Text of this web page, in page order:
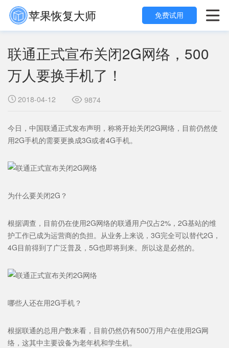
苹果恢复大师 
免费试用
联通正式宣布关闭2G网络，500
万人要换手机了！
 2018-04-12  9874
今日，中国联通正式发布声明，称将开始关闭2G网络，目前仍然使
用2G手机的需要更换成3G或者4G手机。
为什么要关闭2G？
根据调查，目前仍在使用2G网络的联通用户仅占2%，2G基站的维
护工作已成为运营商的负担。从业务上来说，3G完全可以替代2G，
4G目前得到了广泛普及，5G也即将到来。所以这是必然的。
哪些人还在用2G手机？
根据联通的总用户数来看，目前仍然仍有500万用户在使用2G网
络，这其中主要设备为老年机和学生机。